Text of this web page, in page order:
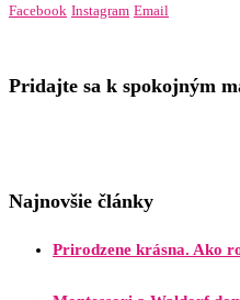
Facebook Instagram Email
Pridajte sa k spokojným
Najnovšie články
Prirodzene krásna. Ako